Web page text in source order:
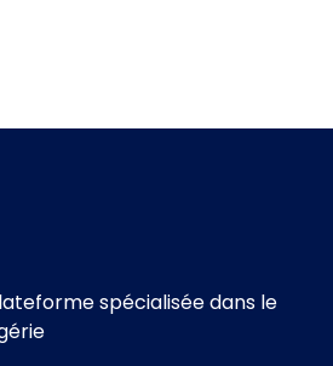
spécialisée dans le